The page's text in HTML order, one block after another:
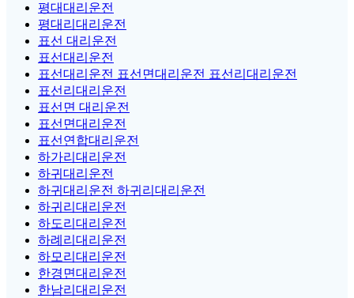
평대대리운전
평대리대리운전
표선 대리운전
표선대리운전
표선대리운전 표선면대리운전 표선리대리운전
표선리대리운전
표선면 대리운전
표선면대리운전
표선연합대리운전
하가리대리운전
하귀대리운전
하귀대리운전 하귀리대리운전
하귀리대리운전
하도리대리운전
하례리대리운전
하모리대리운전
한경면대리운전
한남리대리운전